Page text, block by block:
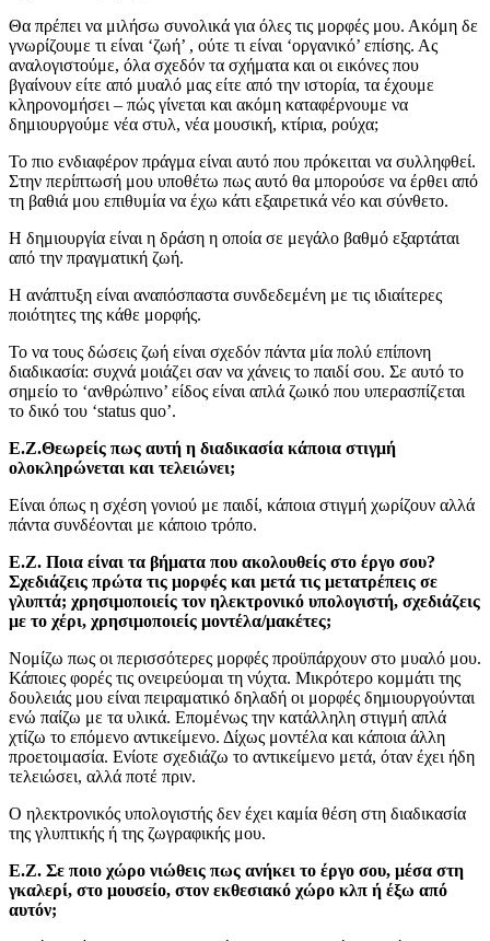
Θα πρέπει να μιλήσω συνολικά για όλες τις μορφές μου. Ακόμη δε
γνωρίζουμε τι είναι ‘ζωή’ , ούτε τι είναι ‘οργανικό’ επίσης. Ας
αναλογιστούμε, όλα σχεδόν τα σχήματα και οι εικόνες που
βγαίνουν είτε από μυαλό μας είτε από την ιστορία, τα έχουμε
κληρονομήσει – πώς γίνεται και ακόμη καταφέρνουμε να
δημιουργούμε νέα στυλ, νέα μουσική, κτίρια, ρούχα;
Το πιο ενδιαφέρον πράγμα είναι αυτό που πρόκειται να συλληφθεί.
Στην περίπτωσή μου υποθέτω πως αυτό θα μπορούσε να έρθει από
τη βαθιά μου επιθυμία να έχω κάτι εξαιρετικά νέο και σύνθετο.
Η δημιουργία είναι η δράση η οποία σε μεγάλο βαθμό εξαρτάται
από την πραγματική ζωή.
Η ανάπτυξη είναι αναπόσπαστα συνδεδεμένη με τις ιδιαίτερες
ποιότητες της κάθε μορφής.
Το να τους δώσεις ζωή είναι σχεδόν πάντα μία πολύ επίπονη
διαδικασία: συχνά μοιάζει σαν να χάνεις το παιδί σου. Σε αυτό το
σημείο το ‘ανθρώπινο’ είδος είναι απλά ζωικό που υπερασπίζεται
το δικό του ‘status quo’.
Ε.Ζ.Θεωρείς πως αυτή η διαδικασία κάποια στιγμή
ολοκληρώνεται και τελειώνει;
Είναι όπως η σχέση γονιού με παιδί, κάποια στιγμή χωρίζουν αλλά
πάντα συνδέονται με κάποιο τρόπο.
Ε.Ζ. Ποια είναι τα βήματα που ακολουθείς στο έργο σου?
Σχεδιάζεις πρώτα τις μορφές και μετά τις μετατρέπεις σε
γλυπτά; χρησιμοποιείς τον ηλεκτρονικό υπολογιστή, σχεδιάζεις
με το χέρι, χρησιμοποιείς μοντέλα/μακέτες;
Νομίζω πως οι περισσότερες μορφές προϋπάρχουν στο μυαλό μου.
Κάποιες φορές τις ονειρεύομαι τη νύχτα. Μικρότερο κομμάτι της
δουλειάς μου είναι πειραματικό δηλαδή οι μορφές δημιουργούνται
ενώ παίζω με τα υλικά. Επομένως την κατάλληλη στιγμή απλά
χτίζω το επόμενο αντικείμενο. Δίχως μοντέλα και κάποια άλλη
προετοιμασία. Ενίοτε σχεδιάζω το αντικείμενο μετά, όταν έχει ήδη
τελειώσει, αλλά ποτέ πριν.
Ο ηλεκτρονικός υπολογιστής δεν έχει καμία θέση στη διαδικασία
της γλυπτικής ή της ζωγραφικής μου.
Ε.Ζ. Σε ποιο χώρο νιώθεις πως ανήκει το έργο σου, μέσα στη
γκαλερί, στο μουσείο, στον εκθεσιακό χώρο κλπ ή έξω από
αυτόν;